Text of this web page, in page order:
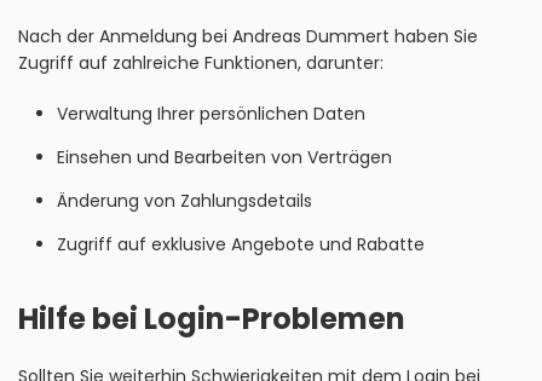
Nach der Anmeldung bei Andreas Dummert haben Sie
Zugriff auf zahlreiche Funktionen, darunter:
Verwaltung Ihrer persönlichen Daten
Einsehen und Bearbeiten von Verträgen
Änderung von Zahlungsdetails
Zugriff auf exklusive Angebote und Rabatte
Hilfe bei Login-Problemen
Sollten Sie weiterhin Schwierigkeiten mit dem Login bei